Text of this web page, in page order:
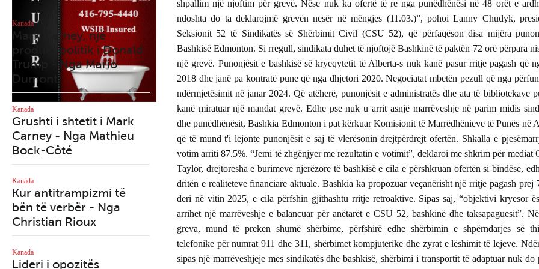
shpallim një njoftim për grevë. Nëse nuk ka ofertë të re nga punëdhënësi në 48 orët e
ndoshta do ta deklarojmë grevën nesër në mëngjes (11.03.)”, pohoi Lanny Chudyk,
Seksionit 52 të Sindikatës së Shërbimit Civil (CSU 52), që përfaqëson disa mijëra
Bashkisë Edmonton. Si rregull, sindikata duhet të njoftojë Bashkinë të paktën 72 orë përpara
një grevë. Punonjësit e bashkisë së kryeqytetit të Alberta-s nuk kanë pasur rritje pagash që
2018 dhe janë pa kontratë pune që nga dhjetori 2020. Negociatat mbetën pezull që nga
ndërmjetësimit në janar 2024. Që atëherë, punonjësit e administratës dhe ata të bibliotekave
kanë miratuar një mandat grevë. Edhe pse nuk u arrit asnjë marrëveshje në parim midis
dhe punëdhënësit, Bashkia Edmonton i pat kërkuar Komisionit të Marrëdhënieve të Punës në
që të mund t'i lejonte punonjësit e saj të vlerësonin drejtpërdrejt ofertën. Shkalla e
votim arriti 87.5%. “Jemi të zhgënjyer me rezultatin e votimit”, deklaroi me shkrim për mediat
Taylor, drejtoresha e burimeve njerëzore të bashkisë e cila e përshkruan ofertën si bindëse,
dritën e realiteteve financiare aktuale. Bashkia ka propozuar veçanërisht një rritje pagash prej
deri në vitin 2025, e cila përfshin gjithashtu rritje retroaktive. Sipas saj, “objektivi kryesor
arrihet një marrëveshje e balancuar për anëtarët e CSU 52, bashkinë dhe taksapaguesit”.
greva, mund të preken shumë shërbime, përfshirë edhe shërbimin e shpërndarjes së
telefonike për numrat 911 dhe 311, shërbimet kompjuterike dhe zyrat e lëshimit të lejeve.
sipas një marrëveshjeje mes sindikatës dhe bashkisë, shërbimi i transportit të adaptuar nuk do
Kanada
Mark Carney, një
produkt politik i Donald
Trump - Nga Mario
Dumont
Kanada
Grushti i shtetit i Mark
Carney - Nga Mathieu
Bock-Côté
Kanada
Kur antitrampizmi të
bën të verbër - Nga
Christian Rioux
Kanada
Lideri i opozitës
Qytetet tona po
shndërrohen në azile
nën qiell të hapur - Nga
Richard Martineau
Mark Carney dhe
manovra e tij e padenjë
me deputetët dezertorë
- Nga Mario Dumont
Maduro: Kur e drejta
mbron një tiran
2025, viti i përmbysjes së
Kanada
Themelohet në Toronto
Dhoma e Tregtisë
Kanada-Shqipëri
Kanada
Trump, perandori i
Amerikave - Nga Mario
Dumont
Kanada
Mark Carney, magjistari
i gjarpërinjve - Nga
Joseph Facal
Donald Trump dhe paqja
që askush s’e priste më -
Kanada
Kanada:
nuk do të
projektligjin C-2 për
sigurinë kufitare
Kanada
Charlie Kirk vritet, e
majta radikale
Nga Mathieu Bock-
Kanada
Mjegulla buxhetore
Mark Carney - Nga
Gérald Fillion
Kur Kanadaja bëhet